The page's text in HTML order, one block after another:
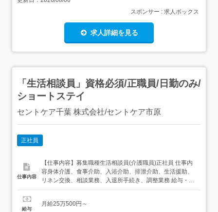
スポンサー : 求人ボックス
求人詳細を見る
「生活相談員」資格必須/正職員/日勤のみ/
ショートステイ
セントケア千葉 株式会社/セントケア市原
正社員
仕事内容
【仕事内容】募集職種生活相談員(介護職員)正社員 仕事内
容身体介護、食事介助、入浴介助、排泄介助、生活援助、
リネン交換、相談業務、入退所手続き、調整業務 給与・手
当<給与>月給250,500円〜<手当>交通費支給:実費(上限な
か資格必須:介護福祉士、社会福祉士 勤務時間日勤専従1日
給与
月給25万500円～